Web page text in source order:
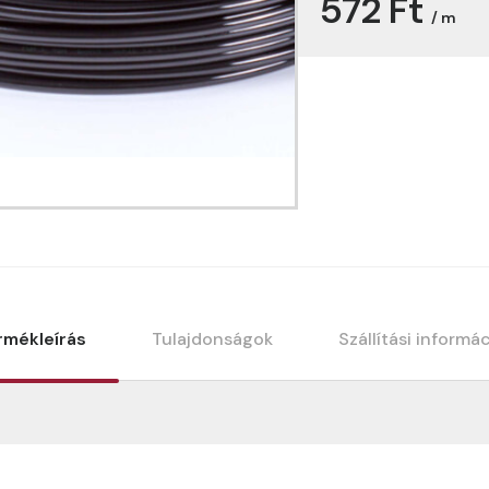
572 Ft / m
Tulajdonságok Szállítási